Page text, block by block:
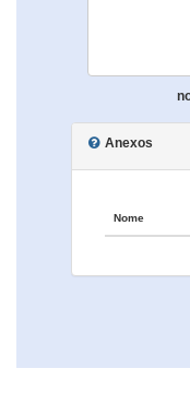
Anexos
Nome